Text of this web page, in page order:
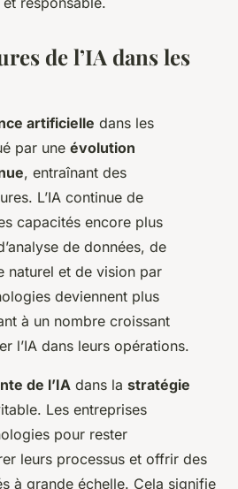
de l’IA dans les
artificielle dans les
par une évolution
, entraînant des
L’IA continue de
capacités encore plus
de données, de
naturel et de vision par
deviennent plus
à un nombre croissant
l’IA dans leurs opérations.
de l’IA dans la stratégie
Les entreprises
pour rester
leurs processus et offrir des
à grande échelle. Cela signifie